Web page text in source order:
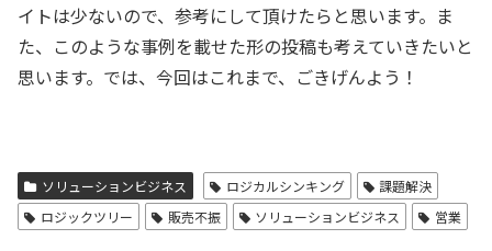
イトは少ないので、参考にして頂けたらと思います。ま
た、このような事例を載せた形の投稿も考えていきたいと
思います。では、今回はこれまで、ごきげんよう！
ソリューションビジネス ロジカルシンキング
課題解決
ロジックツリー
販売不振 ソリューションビジネス 営業